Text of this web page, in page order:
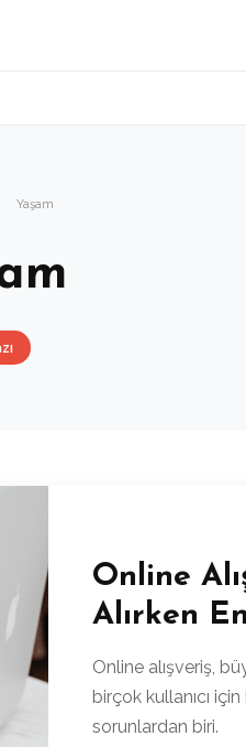
Yaşam
Online
Alırken
Online alışveriş,
birçok kullanıcı
sorunlardan biri.